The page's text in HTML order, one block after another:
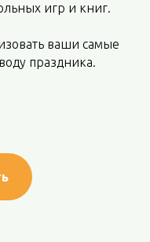
игр и книг.
ваши самые
праздника.